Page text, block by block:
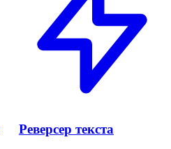
Реверсер текста